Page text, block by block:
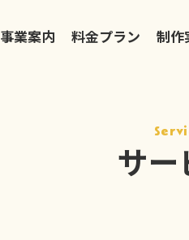
事業案内 料金プラン 制作
サー